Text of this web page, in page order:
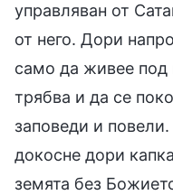
управляван от
от него. Дори
само да живее под
трябва и да се
заповеди и
докосне дори
земята без